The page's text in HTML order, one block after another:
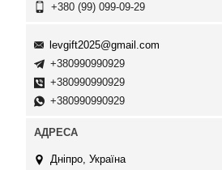
+380 (99) 099-09-29
levgift2025@gmail.com
+380990990929
+380990990929
+380990990929
Дніпро, Україна